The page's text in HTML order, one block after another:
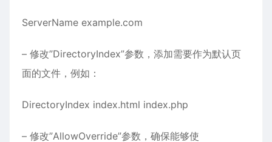
ServerName example.com
– 修改”DirectoryIndex”参数，添加需要作为默认页
面的文件，例如：
DirectoryIndex index.html index.php
– 修改”AllowOverride”参数，确保能够使